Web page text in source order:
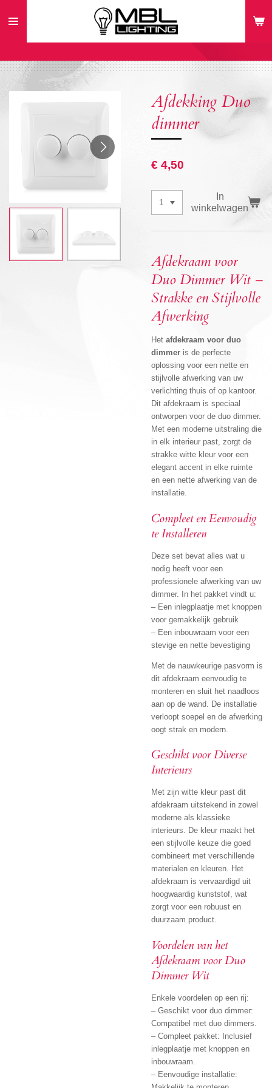
direct
hoofdinhoud
Afdekking Duo
dimmer
€ 4,50
In
winkelwagen
Afdekraam voor
Duo Dimmer Wit –
Strakke en Stijlvolle
Afwerking
Het afdekraam voor duo
dimmer is de perfecte
oplossing voor een nette en
stijlvolle afwerking van uw
verlichting thuis of op kantoor.
Dit afdekraam is speciaal
ontworpen voor de duo dimmer.
Met een moderne uitstraling die
in elk interieur past, zorgt de
strakke witte kleur voor een
elegant accent in elke ruimte
en een nette afwerking van de
installatie.
Compleet en Eenvoudig
te Installeren
Deze set bevat alles wat u
nodig heeft voor een
professionele afwerking van uw
dimmer. In het pakket vindt u:
– Een inlegplaatje met knoppen
voor gemakkelijk gebruik
– Een inbouwraam voor een
stevige en nette bevestiging
Met de nauwkeurige pasvorm is
dit afdekraam eenvoudig te
monteren en sluit het naadloos
aan op de wand. De installatie
verloopt soepel en de afwerking
oogt strak en modern.
Geschikt voor Diverse
Interieurs
Met zijn witte kleur past dit
afdekraam uitstekend in zowel
moderne als klassieke
interieurs. De kleur maakt het
een stijlvolle keuze die goed
combineert met verschillende
materialen en kleuren. Het
afdekraam is vervaardigd uit
hoogwaardig kunststof, wat
zorgt voor een robuust en
duurzaam product.
Voordelen van het
Afdekraam voor Duo
Dimmer Wit
Enkele voordelen op een rij:
– Geschikt voor duo dimmer:
Compatibel met duo dimmers.
– Compleet pakket: Inclusief
inlegplaatje met knoppen en
inbouwraam.
– Eenvoudige installatie: